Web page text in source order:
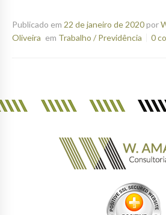
Publicado em 22 de janeiro de 2020por
Oliveira em Trabalho / Previdência 0